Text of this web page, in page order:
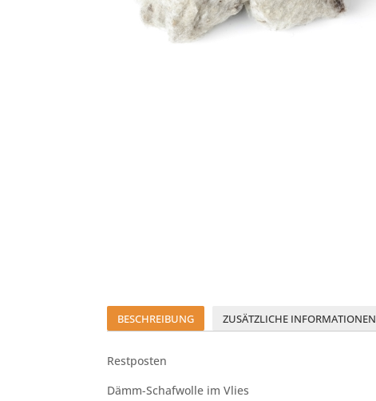
BESCHREIBUNG ZUSÄTZLICHE INFORMATIONEN
Restposten
Dämm-Schafwolle im Vlies